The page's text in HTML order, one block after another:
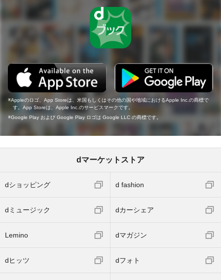
Appleのロゴ、App Storeは、米国もしくはその他の国や地域におけるApple Inc.の商標で
す。App Storeは、Apple Inc.のサービスマークです。
Google Play および Google Play ロゴは Google LLC の商標です。
dマーケットストア
dショッピング d fashion
dミュージック dカーシェア
Lemino dマガジン
dヒッツ dフォト